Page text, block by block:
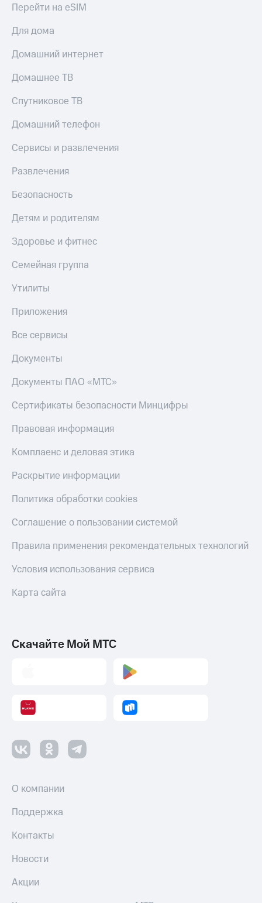
Перейти на eSIM
Для дома
Домашний интернет
Домашнее ТВ
Спутниковое ТВ
Домашний телефон
Сервисы и развлечения
Развлечения
Безопасность
Детям и родителям
Здоровье и фитнес
Семейная группа
Утилиты
Приложения
Все сервисы
Документы
Документы ПАО «МТС»
Сертификаты безопасности Минцифры
Правовая информация
Комплаенс и деловая этика
Раскрытие информации
Политика обработки cookies
Соглашение о пользовании системой
Правила применения рекомендательных технологий
Условия использования сервиса
Карта сайта
Скачайте Мой МТС
О компании
Поддержка
Контакты
Новости
Акции